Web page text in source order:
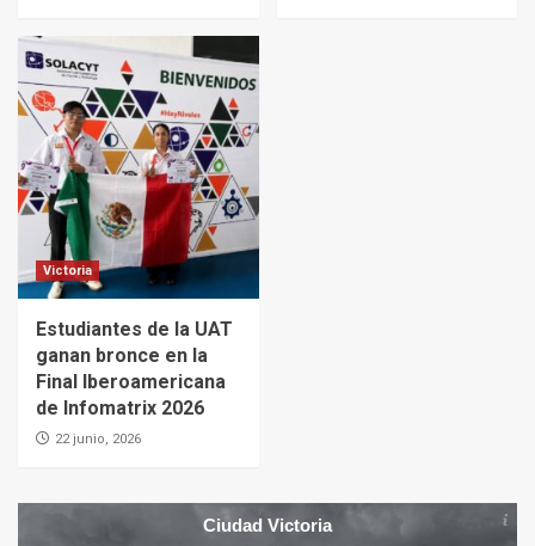
Victoria
Estudiantes de la UAT
ganan bronce en la
Final Iberoamericana
de Infomatrix 2026
22 junio, 2026
Ciudad Victoria